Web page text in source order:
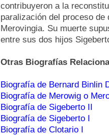
contribuyeron a la
paralización del proceso
Merovingia. Su muerte
entre sus dos hijos
Otras Biografías
Biografía de Bernard Binlin
Biografía de Merowig o
Biografía de Sigeberto II
Biografía de Sigeberto I
Biografía de Clotario I